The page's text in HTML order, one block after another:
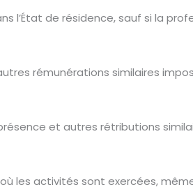
l’État de résidence, sauf si la
rémunérations similaires
et autres rétributions
les activités sont exercées,